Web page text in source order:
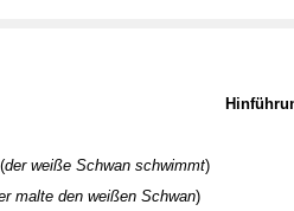
der weiße Schwan schwimmt)
malte den weißen Schwan)